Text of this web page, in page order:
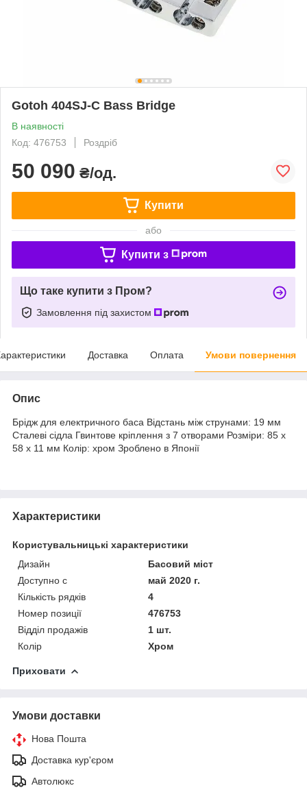
Gotoh 404SJ-C Bass Bridge
В наявності
Код: 476753
Роздріб
50 090 ₴/од.
Купити
або
Купити з
Що таке купити з Пром?
Замовлення під захистом
Доставка Оплата Умови повернення
Опис
Брідж для електричного баса Відстань між струнами: 19 мм
Сталеві сідла Гвинтове кріплення з 7 отворами Розміри: 85 x
58 x 11 мм Колір: хром Зроблено в Японії
Характеристики
Користувальницькі характеристики
Дизайн
Басовий міст
Доступно с
май 2020 г.
Кількість рядків
4
Номер позиції
476753
Відділ продажів
1 шт.
Колір
Хром
Приховати
Умови доставки
Нова Пошта
Доставка кур'єром
Автолюкс